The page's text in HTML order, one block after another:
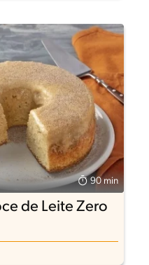
90 min
de Leite Zero